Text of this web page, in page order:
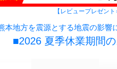
【レビュープレゼン
本地方を震源とする地震の影響
■2026 夏季休業期間